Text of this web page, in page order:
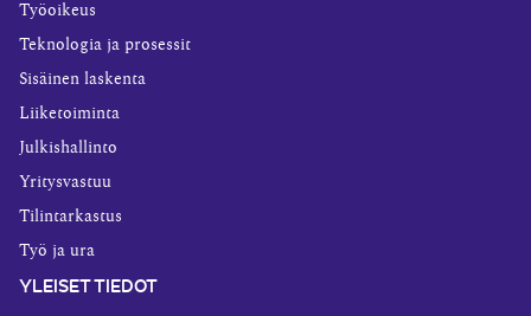
Työoikeus
Teknologia ja prosessit
Sisäinen laskenta
Liiketoiminta
Julkishallinto
Yritysvastuu
Tilintarkastus
Työ ja ura
YLEISET TIEDOT